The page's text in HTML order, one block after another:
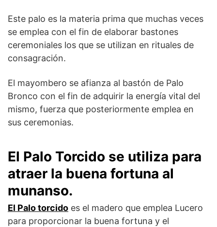
Este palo es la materia prima que muchas veces
se emplea con el fin de elaborar bastones
ceremoniales los que se utilizan en rituales de
consagración.
El mayombero se afianza al bastón de Palo
Bronco con el fin de adquirir la energía vital del
mismo, fuerza que posteriormente emplea en
sus ceremonias.
El Palo Torcido se utiliza para
atraer la buena fortuna al
munanso.
El Palo torcido es el madero que emplea Lucero
para proporcionar la buena fortuna y el